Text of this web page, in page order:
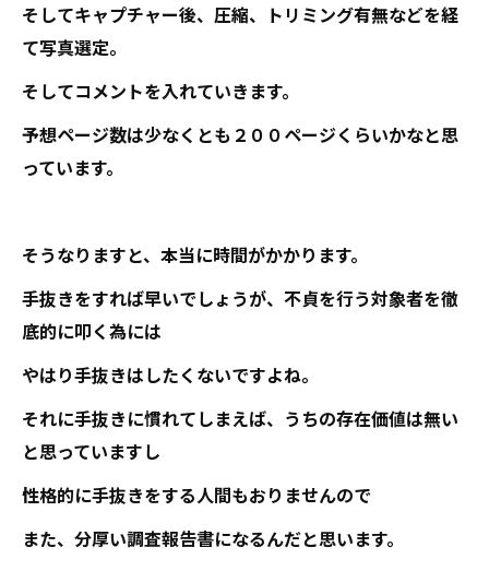
そしてキャプチャー後、圧縮、トリミング有無などを経
て写真選定。
そしてコメントを入れていきます。
予想ページ数は少なくとも２００ページくらいかなと思
っています。
そうなりますと、本当に時間がかかります。
手抜きをすれば早いでしょうが、不貞を行う対象者を徹
底的に叩く為には
やはり手抜きはしたくないですよね。
それに手抜きに慣れてしまえば、うちの存在価値は無い
と思っていますし
性格的に手抜きをする人間もおりませんので
また、分厚い調査報告書になるんだと思います。